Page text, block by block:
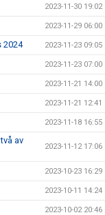
2023-11-30 19:02
2023-11-29 06:00
2024 2023-11-23 09:05
2023-11-23 07:00
2023-11-21 14:00
2023-11-21 12:41
2023-11-18 16:55
av
2023-11-12 17:06
2023-10-23 16:29
2023-10-11 14:24
2023-10-02 20:46